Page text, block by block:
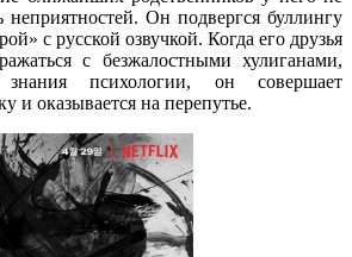
неприятностей. Он подвергся буллингу
с русской озвучкой. Когда его друзья
с безжалостными хулиганами,
психологии, он совершает
и оказывается на перепутье.